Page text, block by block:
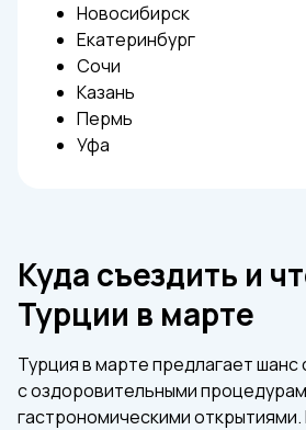
Новосибирск
Екатеринбург
Сочи
Казань
Пермь
Уфа
Куда съездить и
Турции в марте
Турция в марте предлагает шанс
с оздоровительными
гастрономическими